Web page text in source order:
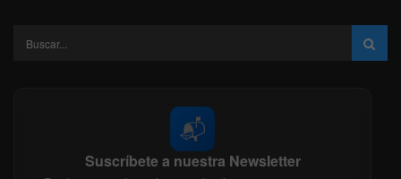
📬
Suscríbete a nuestra Newsletter